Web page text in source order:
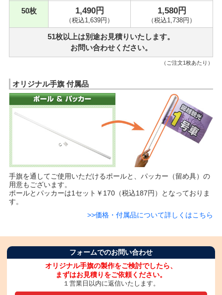
50枚 1,490円
（税込1,639円）
1,580円
（税込1,738円）
51枚以上は別途お見積りいたします。
お問い合わせください。
（ご注文1枚あたり）
オリジナル手旗 付属品
手旗を通してご使用いただけるポールと、パッカー（留め具）の
用意もございます。
ポールとパッカーは1セット￥170（税込187円）となっておりま
す。
>>価格・付属品について詳しくはこちら
フォームでのお問い合わせ
オリジナル手旗の製作をご検討でしたら、
まずはお見積りをご依頼ください。
１営業日以内に返信いたします。